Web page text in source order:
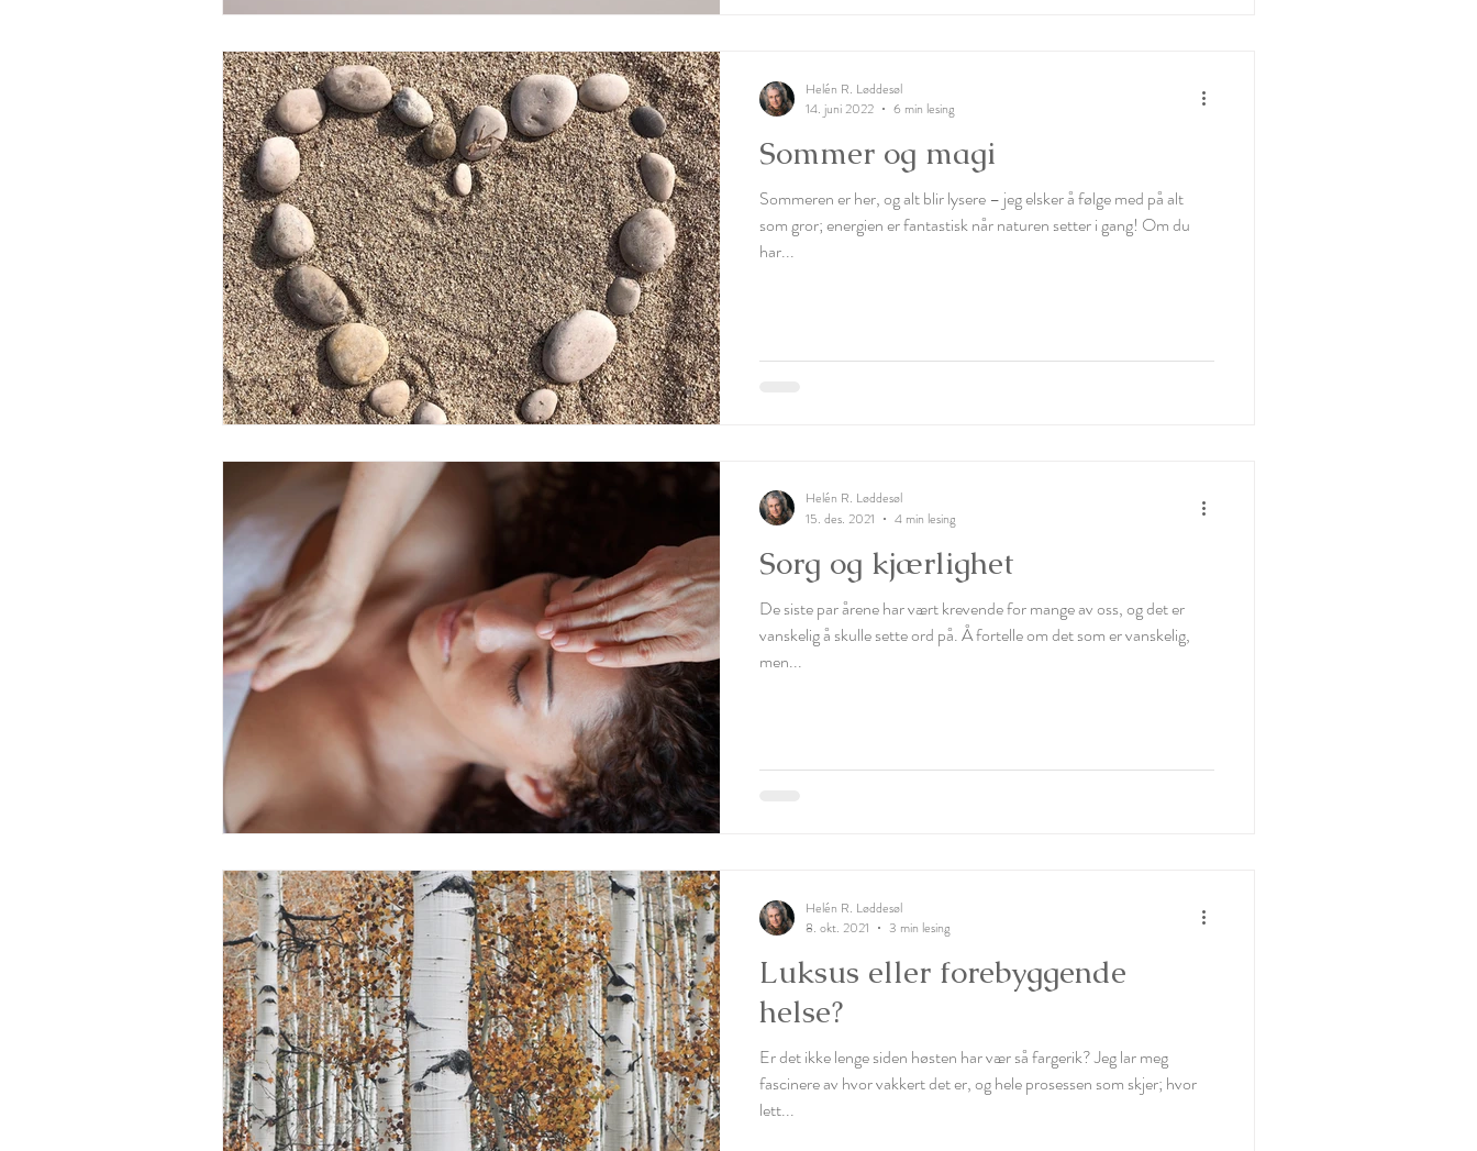
Sommer og magi
Sommeren er her, og alt blir lysere – jeg elsker å følge med på alt
som gror; energien er fantastisk når naturen setter i gang! Om du
har...
Helén R. Løddesøl
14. juni 2022
6 min lesing
Sorg og kjærlighet
De siste par årene har vært krevende for mange av oss, og det er
vanskelig å skulle sette ord på. Å fortelle om det som er vanskelig,
men...
Helén R. Løddesøl
15. des. 2021
4 min lesing
Luksus eller forebyggende
helse?
Er det ikke lenge siden høsten har vær så fargerik? Jeg lar meg
fascinere av hvor vakkert det er, og hele prosessen som skjer; hvor
lett...
Helén R. Løddesøl
8. okt. 2021
3 min lesing